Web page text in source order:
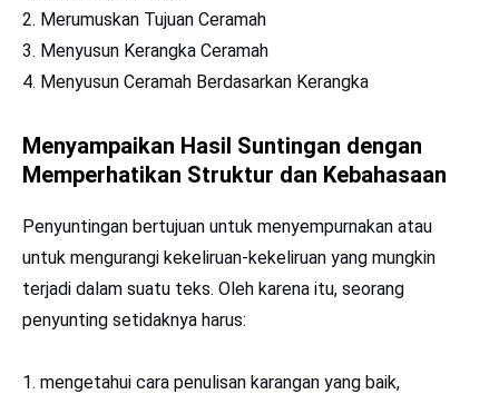
2. Merumuskan Tujuan Ceramah
3. Menyusun Kerangka Ceramah
4. Menyusun Ceramah Berdasarkan Kerangka
Menyampaikan Hasil Suntingan dengan
Memperhatikan Struktur dan Kebahasaan
Penyuntingan bertujuan untuk menyempurnakan atau
untuk mengurangi kekeliruan-kekeliruan yang mungkin
terjadi dalam suatu teks. Oleh karena itu, seorang
penyunting setidaknya harus:
1. mengetahui cara penulisan karangan yang baik,